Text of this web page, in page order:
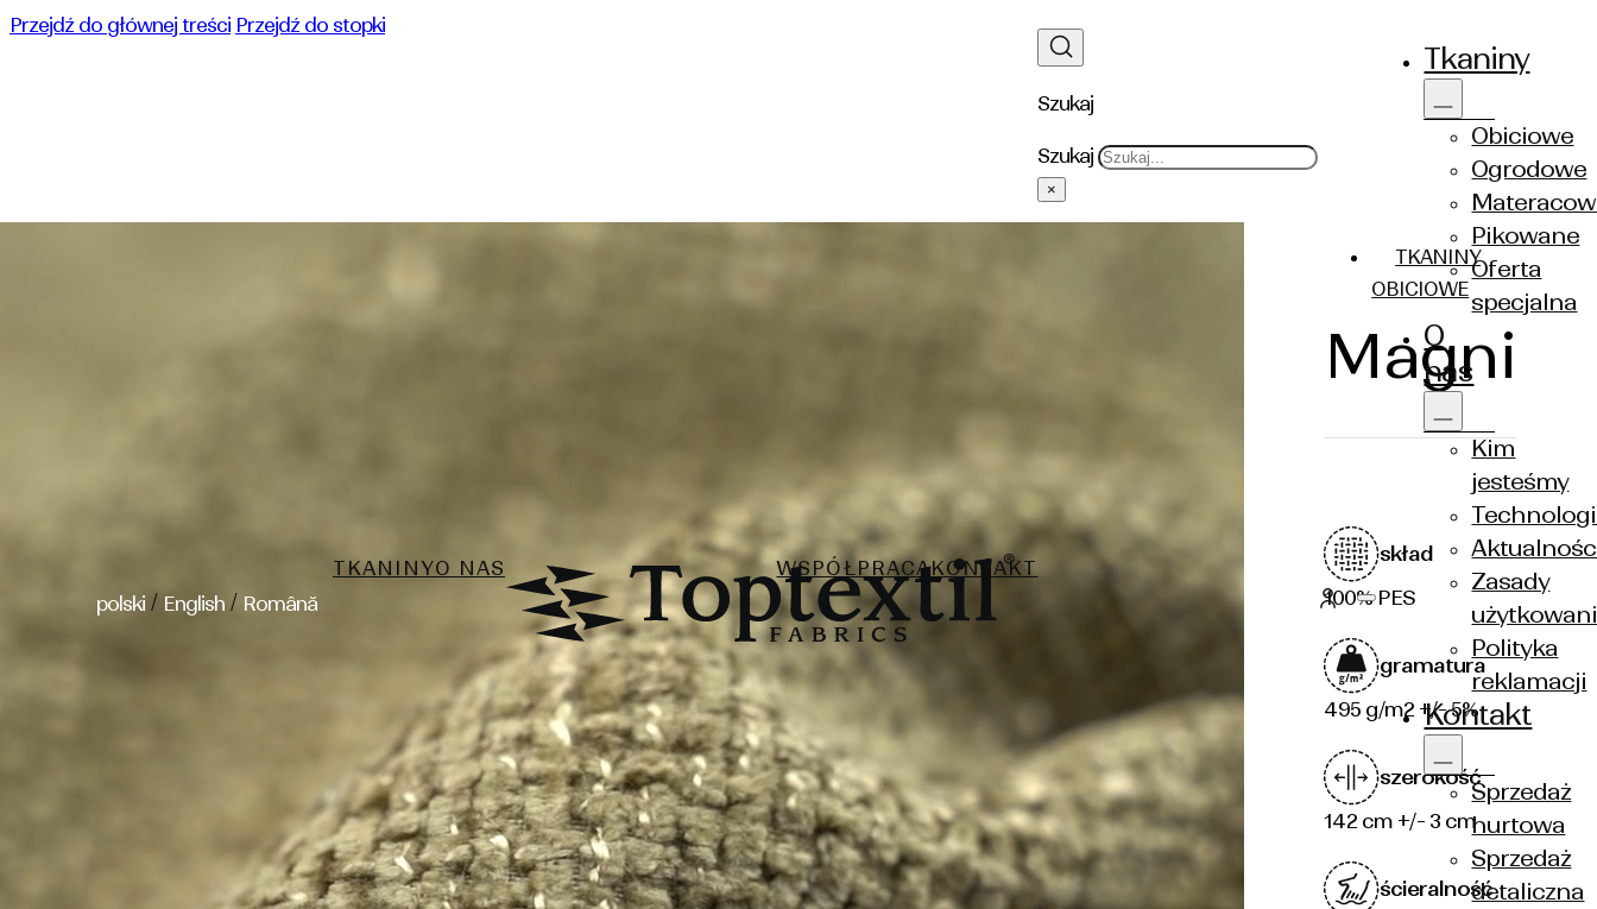
Przejdź do głównej treści Przejdź do stopki
polski / English / Română
TKANINYO NAS WSPÓŁPRACAKONTAKT
Szukaj
Szukaj
×
Tkaniny
Obiciowe
Ogrodowe
Pikowane
Oferta
specjalna
O
nas
Kim
jesteśmy
Zasady
Polityka
reklamacji
Kontakt
Sprzedaż
hurtowa
Sprzedaż
detaliczna
TKANINY
OBICIOWE
Magni
skład
100% PES
gramatura
495 g/m2 +/- 5%
szerokość
142 cm +/- 3 cm
ścieralność